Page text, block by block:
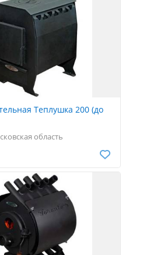
Теплушка 200 (до
область